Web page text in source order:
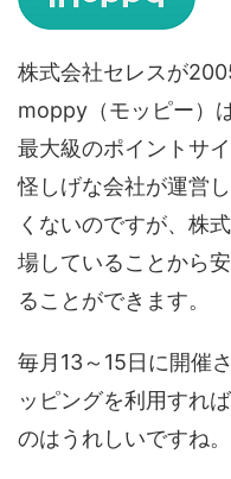
株式会社セレスが
moppy（モッピー）
最大級のポイントサ
怪しげな会社が運営
くないのですが、株
場していることから
ることができます。
毎月13～15日に開催
ッピングを利用すれ
のはうれしいですね。